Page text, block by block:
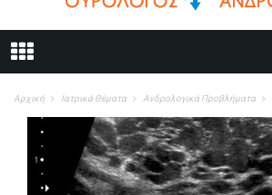
Αρχική Ιατρικά Θέματα Ανδρολογικά Προβλήματα